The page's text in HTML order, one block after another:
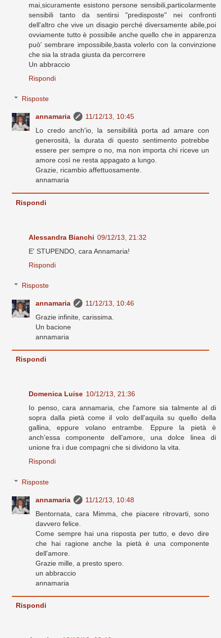
mai,sicuramente esistono persone sensibili,particolarmente
sensibili tanto da sentirsi "predisposte" nei confronti
dell'altro che vive un disagio perché diversamente abile,poi
ovviamente tutto è possibile anche quello che in apparenza
può' sembrare impossibile,basta volerlo con la convinzione
che sia la strada giusta da percorrere
Un abbraccio
Rispondi
Risposte
annamaria
11/12/13, 10:45
Lo credo anch'io, la sensibilità porta ad amare con
generosità, la durata di questo sentimento potrebbe
essere per sempre o no, ma non importa chi riceve un
amore così ne resta appagato a lungo.
Grazie, ricambio affettuosamente.
annamaria
Rispondi
Alessandra Bianchi 09/12/13, 21:32
E' STUPENDO, cara Annamaria!
Rispondi
Risposte
annamaria
11/12/13, 10:46
Grazie infinite, carissima.
Un bacione
annamaria
Rispondi
Domenica Luise 10/12/13, 21:36
Io penso, cara annamaria, che l'amore sia talmente al di
sopra dalla pietà come il volo dell'aquila su quello della
gallina, eppure volano entrambe. Eppure la pietà è
anch'essa componente dell'amore, una dolce linea di
unione fra i due compagni che si dividono la vita.
Rispondi
Risposte
annamaria
11/12/13, 10:48
Bentornata, cara Mimma, che piacere ritrovarti, sono
davvero felice.
Come sempre hai una risposta per tutto, e devo dire
che hai ragione anche la pietà è una componente
dell'amore.
Grazie mille, a presto spero.
un abbraccio
annamaria
Rispondi